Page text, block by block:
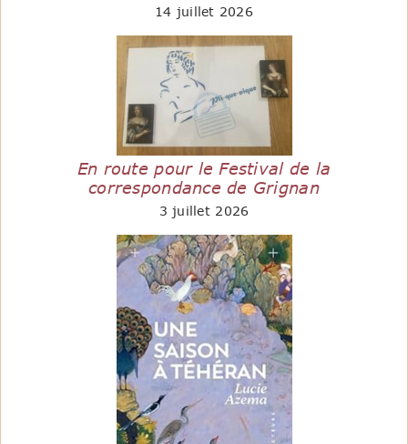
14 juillet 2026
En route pour le Festival de la
correspondance de Grignan
3 juillet 2026